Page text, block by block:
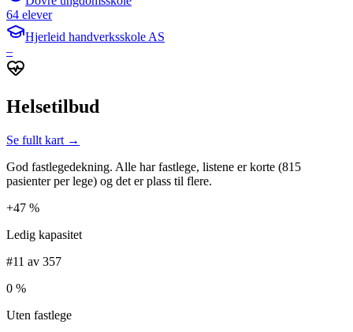
64 elever
Hjerleid handverksskole AS
–
Helsetilbud
Se fullt kart →
God fastlegedekning. Alle har fastlege, listene er korte (815
pasienter per lege) og det er plass til flere.
+47 %
Ledig kapasitet
#11 av 357
0 %
Uten fastlege